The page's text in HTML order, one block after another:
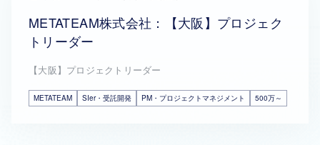
METATEAM株式会社：【大阪】プロジェク
トリーダー
【大阪】プロジェクトリーダー
METATEAM SIer・受託開発 PM・プロジェクトマネジメント 500万～